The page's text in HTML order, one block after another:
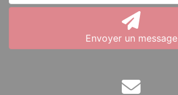
Envoyer un message